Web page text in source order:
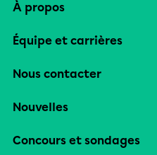
À propos
Équipe et carrières
Nous contacter
Nouvelles
Concours et sondages